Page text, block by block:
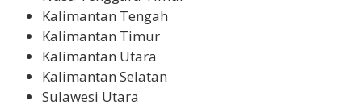
Kalimantan Tengah
Kalimantan Timur
Kalimantan Utara
Kalimantan Selatan
Sulawesi Utara